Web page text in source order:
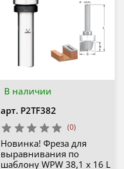
В наличии
арт. P2TF382
(0)
Новинка! Фреза для
выравнивания по
шаблону WPW 38,1 x 16 L